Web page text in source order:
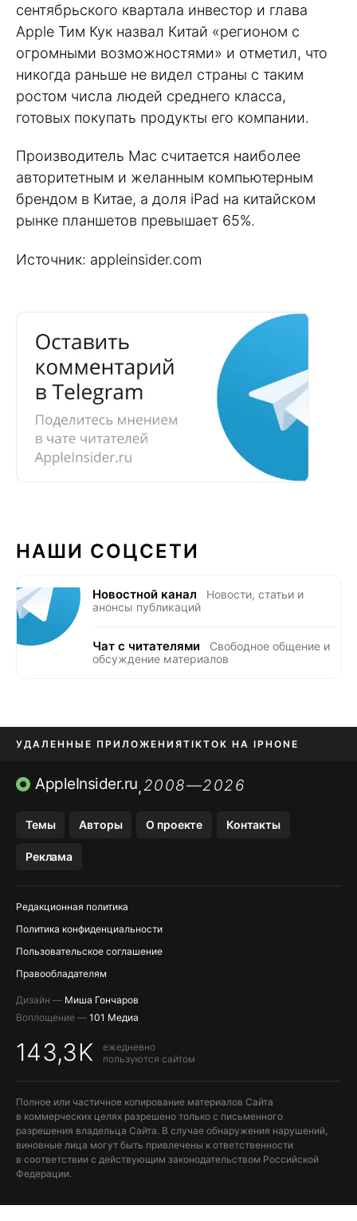
сентябрьского квартала инвестор и глава
Apple Тим Кук назвал Китай «регионом с
огромными возможностями» и отметил, что
никогда раньше не видел страны с таким
ростом числа людей среднего класса,
готовых покупать продукты его компании.
Производитель Mac считается наиболее
авторитетным и желанным компьютерным
брендом в Китае, а доля iPad на китайском
рынке планшетов превышает 65%.
Источник: appleinsider.com
НАШИ СОЦСЕТИ
Новостной канал
Новости, статьи и
анонсы публикаций
Чат с читателями
Свободное общение и
обсуждение материалов
УДАЛЕННЫЕ ПРИЛОЖЕНИЯTIKTOK НА IPHONE
ПРИЛОЖЕНИЯ БЕЗ APP STORE
AppleInsider.ru,2008—2026
Темы Авторы О проекте Контакты
Реклама
Редакционная политика
Политика конфиденциальности
Пользовательское соглашение
Правообладателям
Дизайн — Миша Гончаров
Воплощение — 101 Медиа
143,3K
ежедневно
пользуются сайтом
Полное или частичное копирование материалов Сайта
в коммерческих целях разрешено только с письменного
разрешения владельца Сайта. В случае обнаружения нарушений,
виновные лица могут быть привлечены к ответственности
в соответствии с действующим законодательством Российской
Федерации.